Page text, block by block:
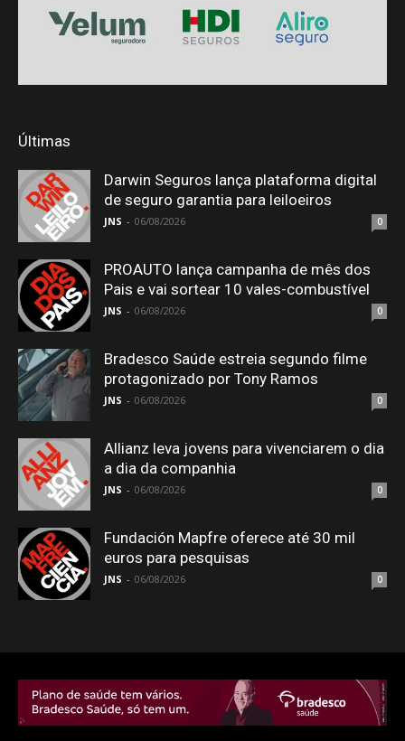
Últimas
Darwin Seguros lança plataforma digital
de seguro garantia para leiloeiros
JNS - 06/08/2026 0
PROAUTO lança campanha de mês dos
Pais e vai sortear 10 vales-combustível
JNS - 06/08/2026 0
Bradesco Saúde estreia segundo filme
protagonizado por Tony Ramos
JNS - 06/08/2026 0
Allianz leva jovens para vivenciarem o dia
a dia da companhia
JNS - 06/08/2026 0
Fundación Mapfre oferece até 30 mil
euros para pesquisas
JNS - 06/08/2026 0